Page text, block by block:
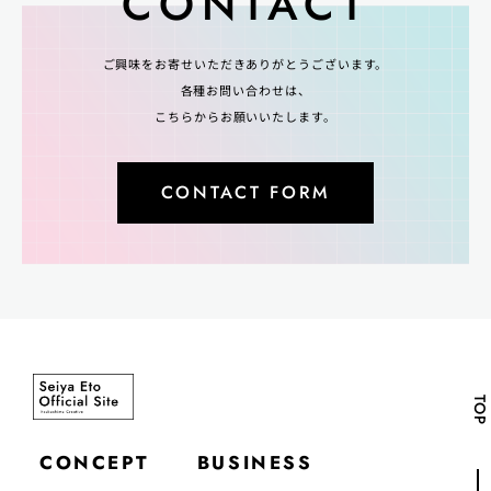
ご興味をお寄せいただきありがとうございます。
各種お問い合わせは、
こちらからお願いいたします。
CONTACT FORM
CONCEPT BUSINESS
TOP